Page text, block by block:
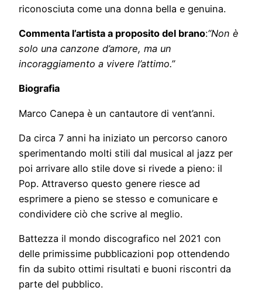
riconosciuta come una donna bella e genuina.
Commenta l’artista a proposito del brano:“Non è
solo una canzone d’amore, ma un
incoraggiamento a vivere l’attimo.”
Biografia
Marco Canepa è un cantautore di vent’anni.
Da circa 7 anni ha iniziato un percorso canoro
sperimentando molti stili dal musical al jazz per
poi arrivare allo stile dove si rivede a pieno: il
Pop. Attraverso questo genere riesce ad
esprimere a pieno se stesso e comunicare e
condividere ciò che scrive al meglio.
Battezza il mondo discografico nel 2021 con
delle primissime pubblicazioni pop ottendendo
fin da subito ottimi risultati e buoni riscontri da
parte del pubblico.